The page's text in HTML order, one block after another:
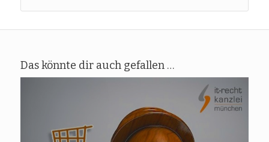
Das könnte dir auch gefallen …